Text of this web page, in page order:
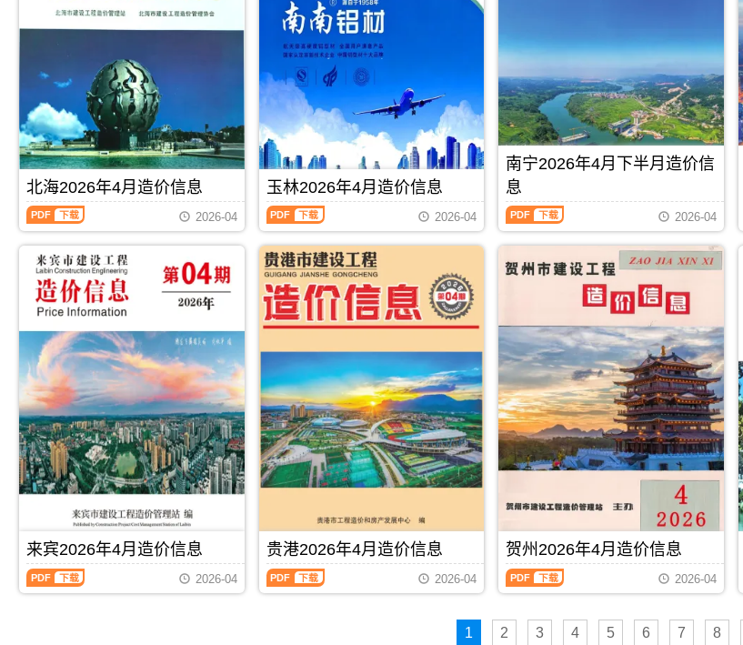
造
价
信
息
期
刊
PDF
考，
玉
林
市
价
信
息
期
刊
PDF
台
价，
玉
林
市
造
价
信
息
期
刊
布，
工
程
材
料
价
格
纠
纷
调
解，
属
来
程
材
料
指
导
价，
来
宾
市
造
息
期
刊
PDF
布，
贺
程
全
过
程
成
本
管
控，
属
于
贺
州
市
工
参
考
信
息，
贺
州
市
息
期
刊
PDF
用
贵
港
工
程
合
同
价
款
确
定
与
调
整，
港
市
工
程
造
价
管
理
手
册，
市
价
信
息
期
PDF
左
造
价
信
息）
期
刊，
由
崇
左
市
建
设
造
价
网
发
布，
用
于
崇
左
工
程
投
算
编
制，
属
PDF 下载
（防
建
设
工
造
价
信
息）
期
刊，
由
防
城
港
市
建
设
价
息
网
发
布，
用
于
防
城
程
竣
工
结
PDF 下载
建
设
工
程
造
价
信
期
刊，
由
钦
州
市
建
设
网
发
布，
用
于
钦
州
工
标
制
价
编
制，
钦
PDF 下载
北海2026年4月造价信息
北
海
造
信
（北
海
工
程
造
价
信
息）
期
海
市
建
设
下载
2026-04
玉林2026年4月造价信息
玉
林
年
4
月
造
价
信
林
建
设
工
程
造
价
信
刊，
由
玉
林
市
PDF 下载
2026-04
南宁2026年4月下半月造价信
息
南
宁
4
价
息
（南
宁
建
设
工
造
信
息）
期
刊，
由
宁
市
PDF 下载
2026-04
来宾2026年4月造价信息
来
宾
2026-04
贵港2026年4月造价信息
贵
港
2026-04
贺州2026年4月造价信息
贺
州
年
4
2026-04
1 2 3 4 5 6 7 8